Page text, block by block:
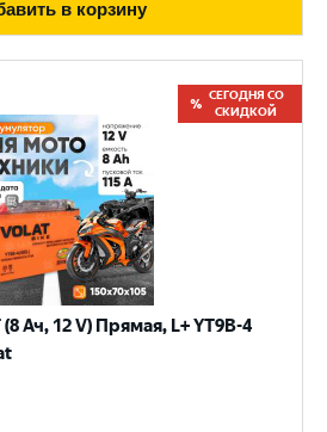
в корзину
СЕГОДНЯ СО
СКИДКОЙ
Ач, 12 V) Прямая, L+ YT9B-4